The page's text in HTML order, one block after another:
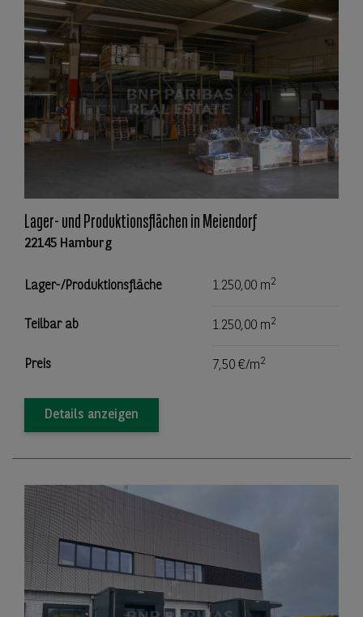
Lager- und Produktionsflächen in Meiendorf
22145 Hamburg
Lager-/Produktionsfläche 1.250,00 m2
Teilbar ab 1.250,00 m2
Preis 7,50 €/m2
Details anzeigen